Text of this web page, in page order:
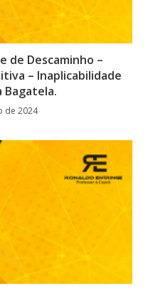
de Descaminho –
– Inaplicabilidade
Bagatela.
de 2024